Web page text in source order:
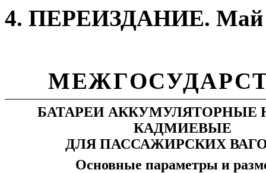
4. ПЕРЕИЗДАНИЕ. Май
БАТАРЕИ АККУМУЛЯТОРНЫЕ
КАДМИЕВЫЕ
ДЛЯ ПАССАЖИРСКИХ
Основные параметры и